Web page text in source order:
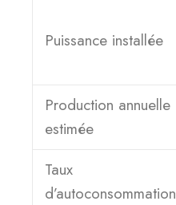
Puissance installée
Production annuelle
estimée
Taux
d’autoconsommation